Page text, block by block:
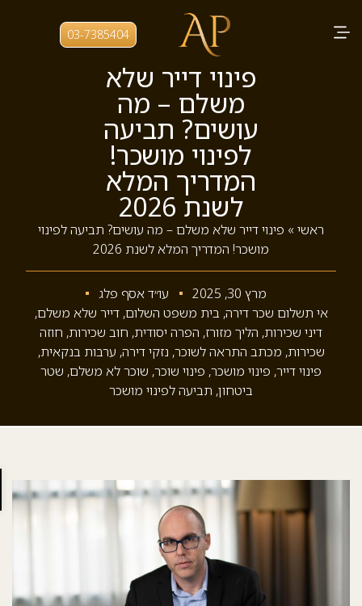
03-7385404
פינוי דייר שלא
משלם – מה
עושים? תביעה
לפינוי מושכר!
המדריך המלא
לשנת 2026
ראשי»פינוי דייר שלא משלם – מה עושים? תביעה לפינוי
מושכר! המדריך המלא לשנת 2026
מרץ 30, 2025
עו״ד אסף פלג
אי תשלום שכר דירה,בית משפט השלום,דייר שלא משלם,
דיני שכירות,הליך מזורז,הפרה יסודית,חוב שכירות,חוזה
שכירות,מכתב התראה לשוכר,נזקי דירה,ערבות בנקאית,
פינוי דייר,פינוי מושכר,פינוי שוכר,שוכר לא משלם,שטר
ביטחון,תביעה לפינוי מושכר